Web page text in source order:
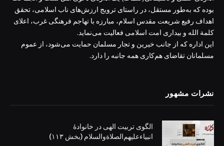
بوده که به‌طور مستقل، در راستای ترویج ارزش‌های ناب اسلامی، تحقق
اهداف رفیع شریعت مقدس اسلام، مبارزه با تهاجم فرهنگی غرب، اعلای
کلمة الله و بیداری امت اسلامی فعالیت می‌نماید.
این اداره که از جانب خیرین و تجار مسلمان حمایت می‌شود، از عموم
مسلمانان تقاضای هم‌کاری همه جانبه را دارد.
نشرات مشهور
الگوی تربیت الهی در خانوادۀ
انبیاءعلیهم‌الصلاةو‌السلام (بخش ۱۱۳)